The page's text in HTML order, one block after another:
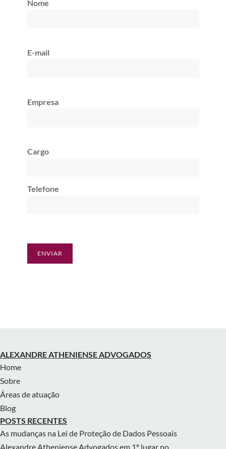
Nome
E-mail
Empresa
Cargo
Telefone
ALEXANDRE ATHENIENSE ADVOGADOS
Home
Sobre
Áreas de atuação
Blog
POSTS RECENTES
As mudanças na Lei de Proteção de Dados Pessoais
Alexandre Atheniense Advogados em 1º lugar no